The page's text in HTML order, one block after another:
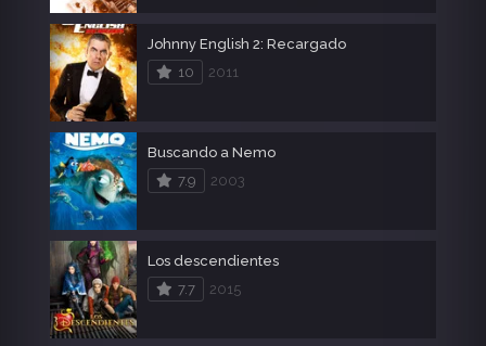
Johnny English 2: Recargado
10
2011
Buscando a Nemo
7.9
2003
Los descendientes
7.7
2015